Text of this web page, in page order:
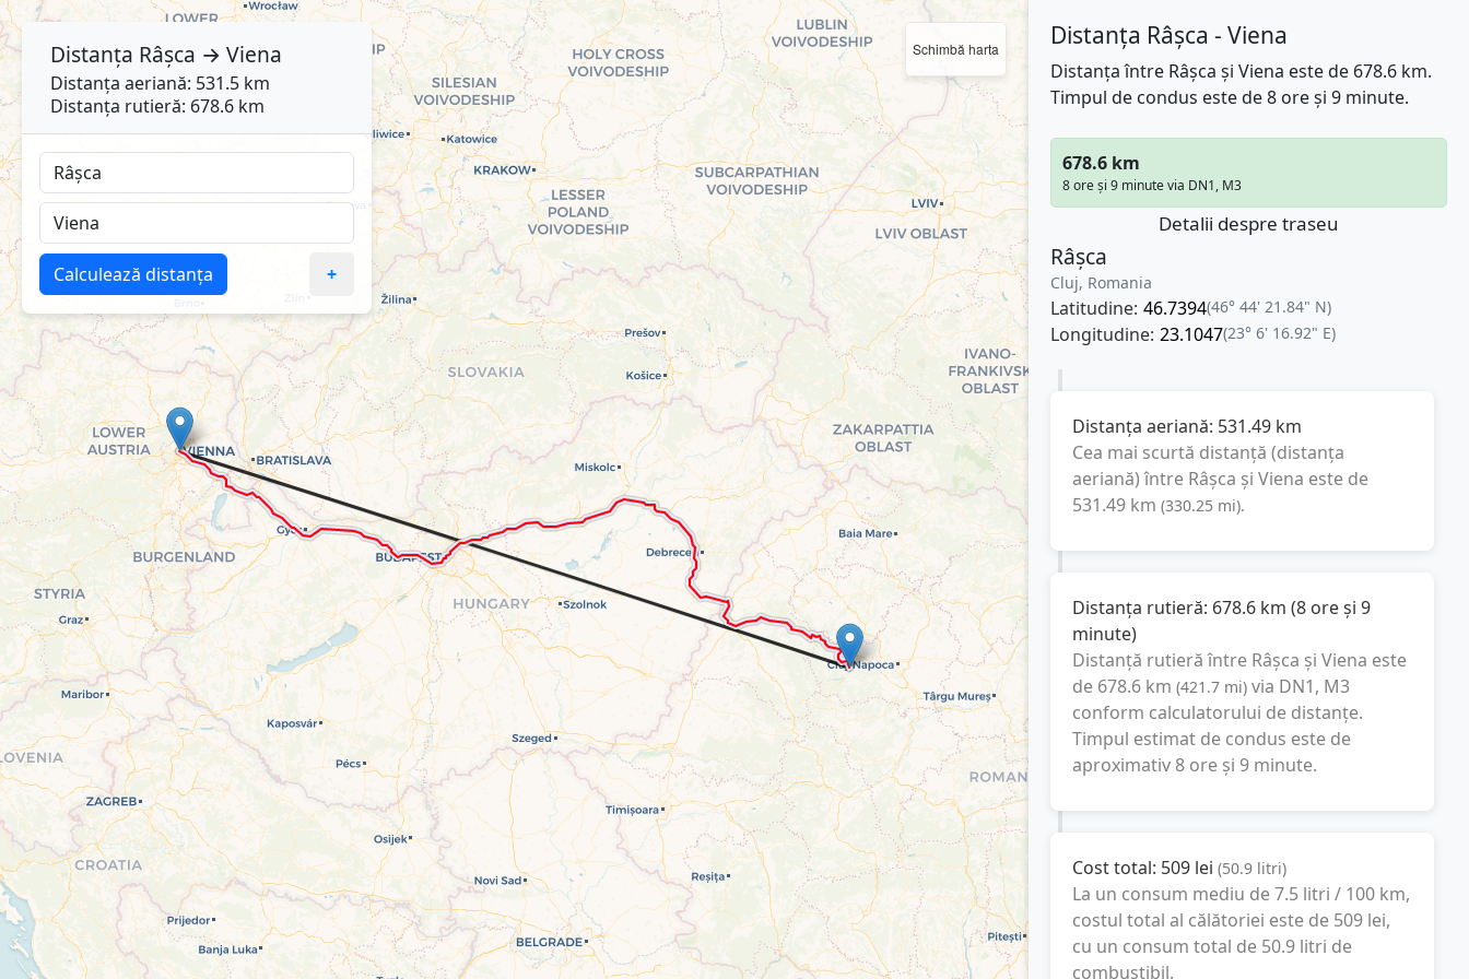
Schimbă harta Distanța Râșca - Viena
Distanța între Râșca și Viena este de 678.6 km.
Timpul de condus este de 8 ore și 9 minute.
678.6 km
8 ore și 9 minute via DN1, M3
Detalii despre traseu
Râșca
Cluj, Romania
Latitudine: 46.7394(46° 44' 21.84" N)
Longitudine: 23.1047(23° 6' 16.92" E)
Distanța aeriană: 531.49 km
Cea mai scurtă distanță (distanța
aeriană) între Râșca și Viena este de
531.49 km (330.25 mi).
Distanța rutieră: 678.6 km (8 ore și 9
minute)
Distanță rutieră între Râșca și Viena este
de 678.6 km (421.7 mi) via DN1, M3
conform calculatorului de distanțe.
Timpul estimat de condus este de
aproximativ 8 ore și 9 minute.
Cost total: 509 lei (50.9 litri)
La un consum mediu de7.5 litri / 100 km,
costul total al călătoriei este de 509 lei,
cu un consum total de 50.9 litri de
combustibil.
Distanța Râșca → Viena
Distanța aeriană: 531.5 km
Distanța rutieră: 678.6 km
Calculează distanța +